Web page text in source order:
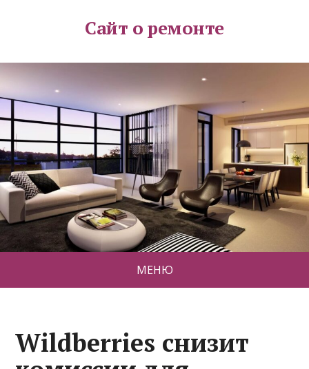
Сайт о ремонте
МЕНЮ
Wildberries снизит